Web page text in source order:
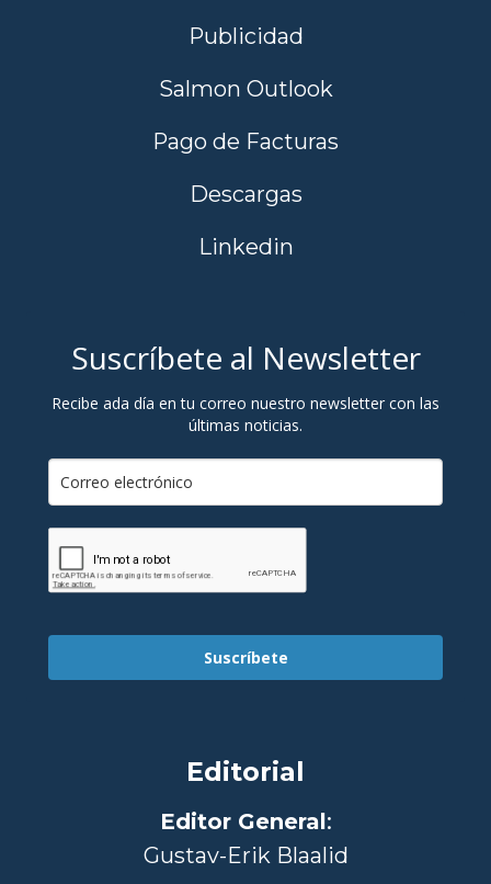
Publicidad
Salmon Outlook
Pago de Facturas
Descargas
Linkedin
Suscríbete al Newsletter
Recibe ada día en tu correo nuestro newsletter con las
últimas noticias.
Suscríbete
Editorial
Editor General:
Gustav-Erik Blaalid